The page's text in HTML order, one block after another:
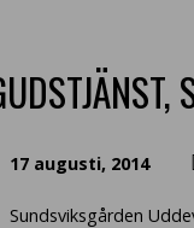
17 augusti, 2014
Sundsviksgården